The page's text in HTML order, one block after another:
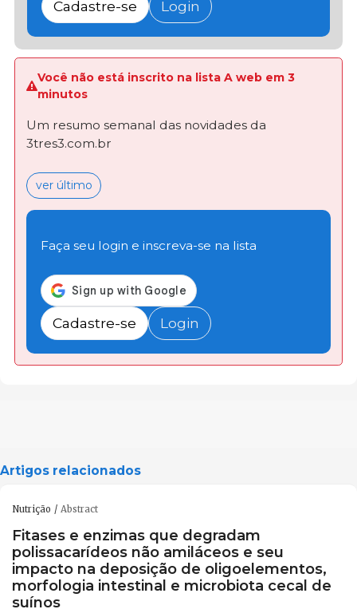
Cadastre-se Login
Você não está inscrito na lista A web em 3
minutos
Um resumo semanal das novidades da
3tres3.com.br
ver último
Faça seu login e inscreva-se na lista
Cadastre-se Login
Artigos relacionados
Nutrição Abstract
Fitases e enzimas que degradam
polissacarídeos não amiláceos e seu
impacto na deposição de oligoelementos,
morfologia intestinal e microbiota cecal de
suínos